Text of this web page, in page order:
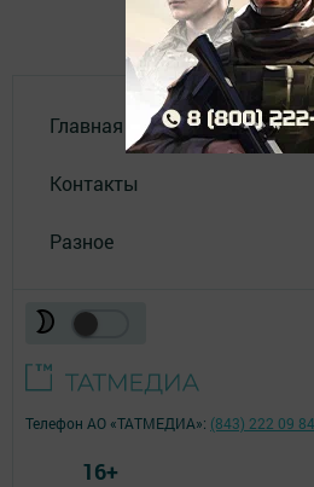
Главная
Контакты
Разное
Телефон АО «ТАТМЕДИА»: (843) 222 09 84
16+